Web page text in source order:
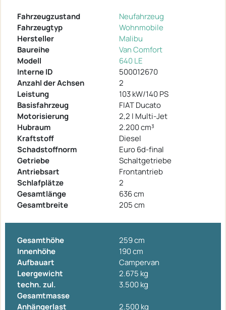
Fahrzeugzustand
Neufahrzeug
Fahrzeugtyp
Wohnmobile
Hersteller
Malibu
Baureihe
Van Comfort
Modell
640 LE
Interne ID
500012670
Anzahl der Achsen
2
Leistung
103 kW/140 PS
Basisfahrzeug
FIAT Ducato
Motorisierung
2,2 l Multi-Jet
Hubraum
2.200 cm³
Kraftstoff
Diesel
Schadstoffnorm
Euro 6d-final
Getriebe
Schaltgetriebe
Antriebsart
Frontantrieb
Schlafplätze
2
Gesamtlänge
636 cm
Gesamtbreite
205 cm
Gesamthöhe
259 cm
Innenhöhe
190 cm
Aufbauart
Campervan
Leergewicht
2.675 kg
techn. zul.
Gesamtmasse
3.500 kg
Anhängerlast
2.500 kg